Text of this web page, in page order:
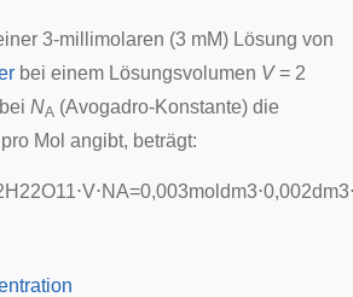
3-millimolaren (3 mM) Lösung von
bei einem Lösungsvolumen V= 2
NA (Avogadro-Konstante) die
Mol angibt, beträgt:
H 22O11⋅V⋅NA=0,003mo dm3⋅0,002dm3